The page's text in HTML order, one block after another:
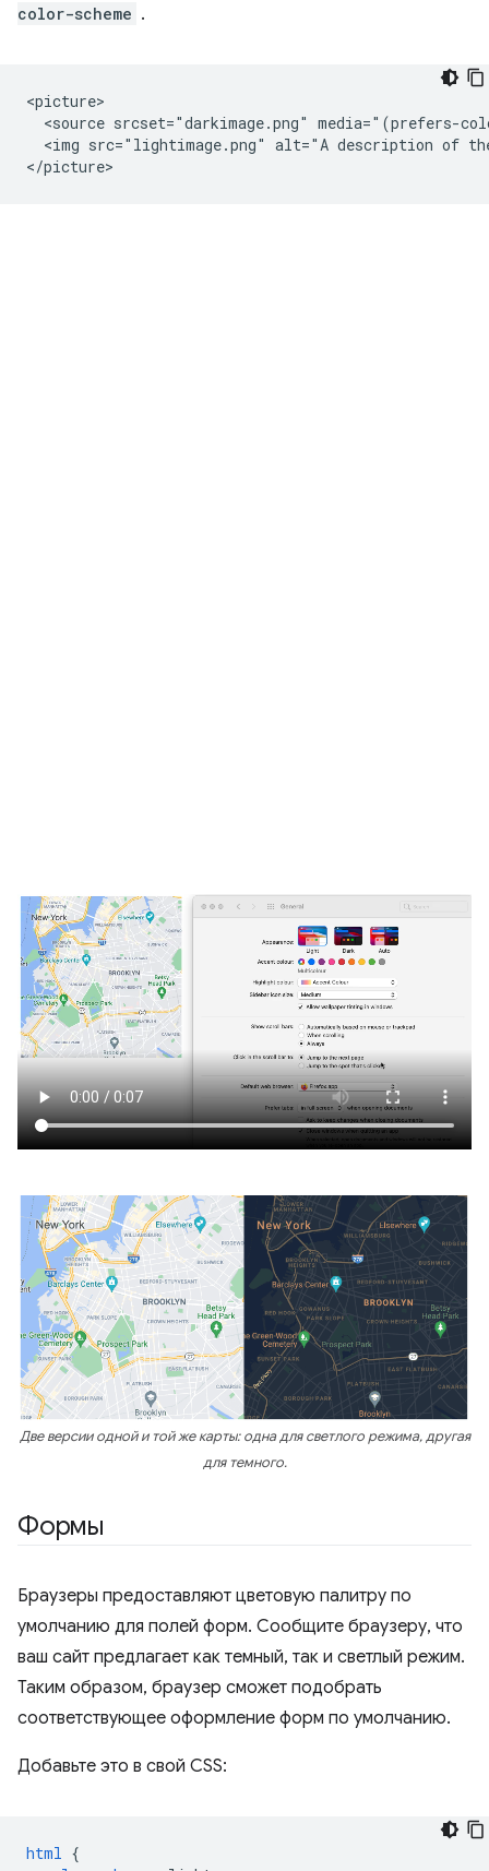
color-scheme .
<picture>
<source srcset="darkimage.png" media="(prefers-
<img src="lightimage.png" alt="A description of
Две версии одной и той же карты: одна для светлого режима, другая
для темного.
Формы
Браузеры предоставляют цветовую палитру по
умолчанию для полей форм. Сообщите браузеру, что
ваш сайт предлагает как темный, так и светлый режим.
Таким образом, браузер сможет подобрать
соответствующее оформление форм по умолчанию.
Добавьте это в свой CSS:
html {